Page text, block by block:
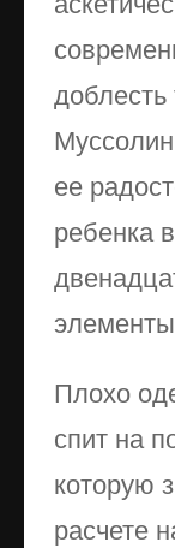
ее
ребенка
Плохо
спит на
которую
расчете